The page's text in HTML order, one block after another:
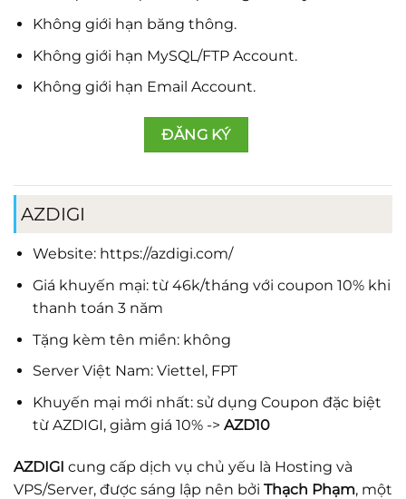
Không giới hạn băng thông.
Không giới hạn MySQL/FTP Account.
Không giới hạn Email Account.
ĐĂNG KÝ
AZDIGI
Website: https://azdigi.com/
Giá khuyến mại: từ 46k/tháng với coupon 10% khi
thanh toán 3 năm
Tặng kèm tên miền: không
Server Việt Nam: Viettel, FPT
Khuyến mại mới nhất: sử dụng Coupon đặc biệt
từ AZDIGI, giảm giá 10% -> AZD10
AZDIGI cung cấp dịch vụ chủ yếu là Hosting và
VPS/Server, được sáng lập nên bởi Thạch Phạm, một